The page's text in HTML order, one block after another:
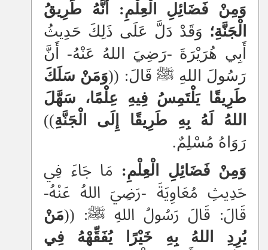
وَمِنْ فَضَائِلِ الْعِلْمِ: أَنَّهُ طَرِيقُ
الْجَنَّةِ؛ وَقَدْ دَلَّ عَلَى ذَلِكَ حَدِيثُ
أَبِي هُرَيْرَةَ -رَضِيَ اللهُ عَنْهُ- أَنَّ
رَسُولَ اللهِ ﷺ قَالَ: ((وَمَنْ سَلَكَ
طَرِيقًا يَلْتَمِسُ فِيهِ عِلْمًا، سَهَّلَ
اللهُ لَهُ بِهِ طَرِيقًا إِلَى الْجَنَّةِ))
رَوَاهُ مُسْلِمٌ.
وَمِنْ فَضَائِلِ الْعِلْمِ: مَا جَاءَ فِي
حَدِيثِ مُعَاوِيَةَ -رَضِيَ اللهُ عَنْهُ-
قَالَ: قَالَ رَسُولُ اللهِ ﷺ: ((مَنْ
يُرِدِ اللهُ بِهِ خَيْرًا يُفَقِّهْهُ فِي